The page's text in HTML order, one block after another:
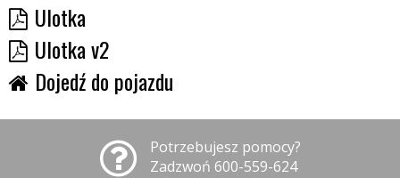
Ulotka
Ulotka v2
Dojedź do pojazdu
Potrzebujesz pomocy?
Zadzwoń 600-559-624